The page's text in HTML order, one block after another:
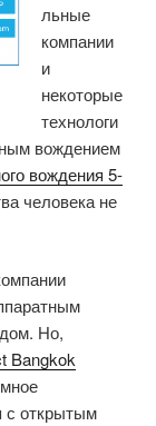
льные
компании
и
некоторые
технологи
вождением
вождения 5-
человека не
Но,
Bangkok
с открытым